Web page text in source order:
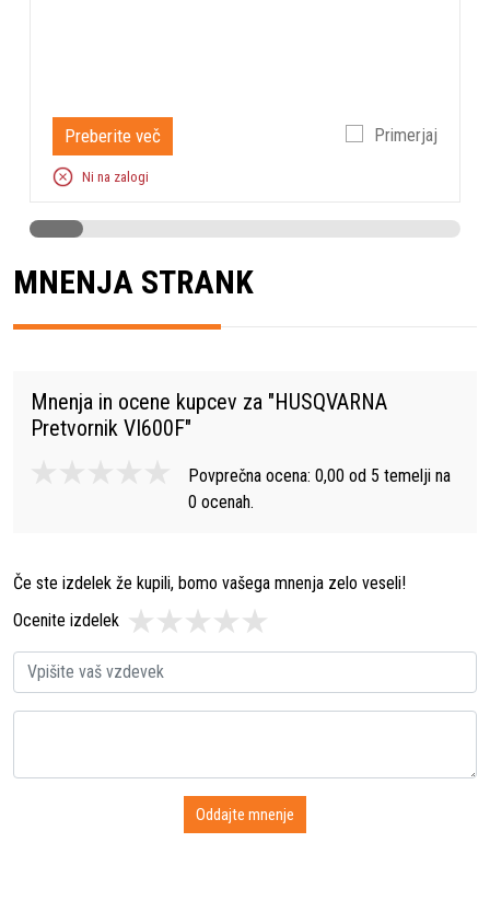
Preberite več Primerjaj
Ni na zalogi
MNENJA STRANK
Mnenja in ocene kupcev za "HUSQVARNA
Pretvornik VI600F"
Povprečna ocena: 0,00 od 5 temelji na
0 ocenah.
Če ste izdelek že kupili, bomo vašega mnenja zelo veseli!
Ocenite izdelek